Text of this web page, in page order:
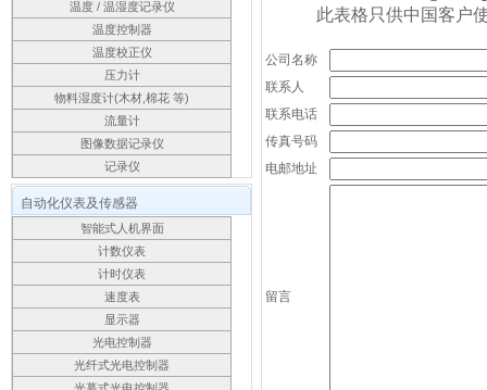
温度 / 温湿度记录仪
温度控制器
温度校正仪
压力计
物料湿度计(木材,棉花 等)
流量计
图像数据记录仪
记录仪
自动化仪表及传感器
智能式人机界面
计数仪表
计时仪表
速度表
显示器
光电控制器
光纤式光电控制器
此表格只供中国客户
公司名称
联系人
联系电话
传真号码
电邮地址
留言